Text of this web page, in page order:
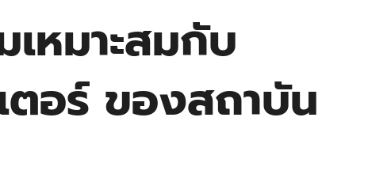
เหมาะสมกับ
อร์ ของสถาบัน